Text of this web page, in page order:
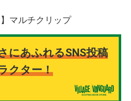
マルチクリップ
にあふれるSNS投稿
クター！